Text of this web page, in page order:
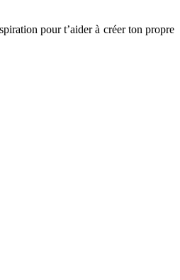
pour t’aider à créer ton propre